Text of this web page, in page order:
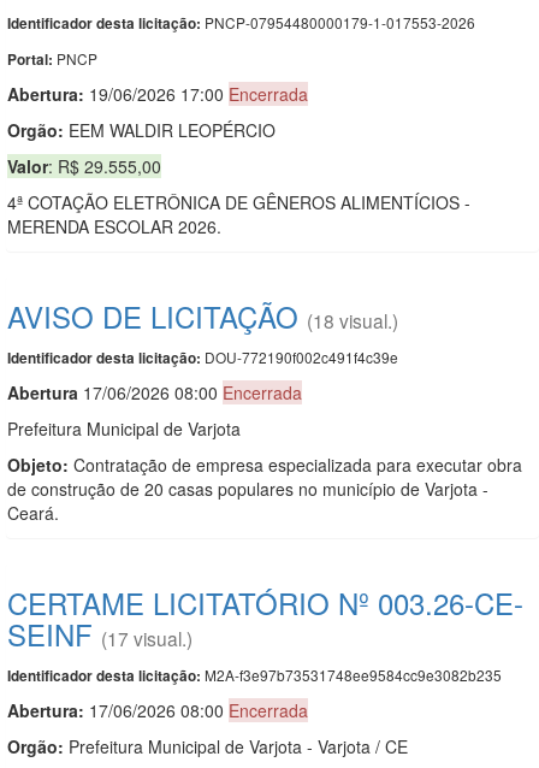
Identificador desta licitação: PNCP-07954480000179-1-017553-2026
Portal: PNCP
Abertura: 19/06/2026 17:00 Encerrada
Orgão: EEM WALDIR LEOPÉRCIO
Valor: R$ 29.555,00
4ª COTAÇÃO ELETRÔNICA DE GÊNEROS ALIMENTÍCIOS -
MERENDA ESCOLAR 2026.
AVISO DE LICITAÇÃO (18 visual.)
Identificador desta licitação: DOU-772190f002c491f4c39e
Abertura 17/06/2026 08:00 Encerrada
Prefeitura Municipal de Varjota
Objeto: Contratação de empresa especializada para executar obra
de construção de 20 casas populares no município de Varjota -
Ceará.
CERTAME LICITATÓRIO Nº 003.26-CE-
SEINF (17 visual.)
Identificador desta licitação: M2A-f3e97b73531748ee9584cc9e3082b235
Abertura: 17/06/2026 08:00 Encerrada
Orgão: Prefeitura Municipal de Varjota - Varjota / CE